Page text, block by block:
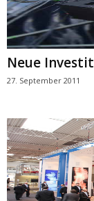
Neue
27. September 2011